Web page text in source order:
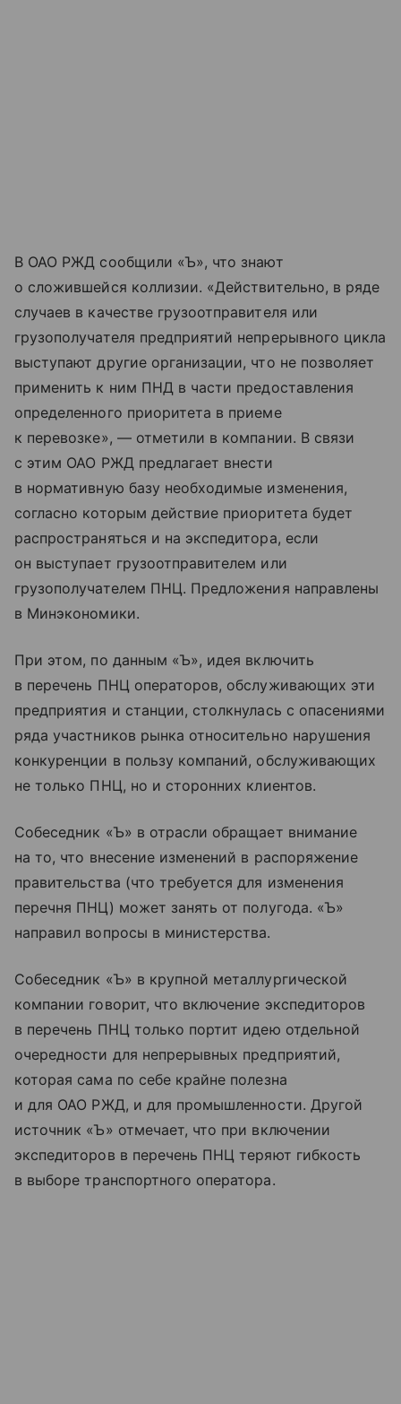
В ОАО РЖД сообщили «Ъ», что знают
о сложившейся коллизии. «Действительно, в ряде
случаев в качестве грузоотправителя или
грузополучателя предприятий непрерывного цикла
выступают другие организации, что не позволяет
применить к ним ПНД в части предоставления
определенного приоритета в приеме
к перевозке», — отметили в компании. В связи
с этим ОАО РЖД предлагает внести
в нормативную базу необходимые изменения,
согласно которым действие приоритета будет
распространяться и на экспедитора, если
он выступает грузоотправителем или
грузополучателем ПНЦ. Предложения направлены
в Минэкономики.
При этом, по данным «Ъ», идея включить
в перечень ПНЦ операторов, обслуживающих эти
предприятия и станции, столкнулась с опасениями
ряда участников рынка относительно нарушения
конкуренции в пользу компаний, обслуживающих
не только ПНЦ, но и сторонних клиентов.
Собеседник «Ъ» в отрасли обращает внимание
на то, что внесение изменений в распоряжение
правительства (что требуется для изменения
перечня ПНЦ) может занять от полугода. «Ъ»
направил вопросы в министерства.
Собеседник «Ъ» в крупной металлургической
компании говорит, что включение экспедиторов
в перечень ПНЦ только портит идею отдельной
очередности для непрерывных предприятий,
которая сама по себе крайне полезна
и для ОАО РЖД, и для промышленности. Другой
источник «Ъ» отмечает, что при включении
экспедиторов в перечень ПНЦ теряют гибкость
в выборе транспортного оператора.